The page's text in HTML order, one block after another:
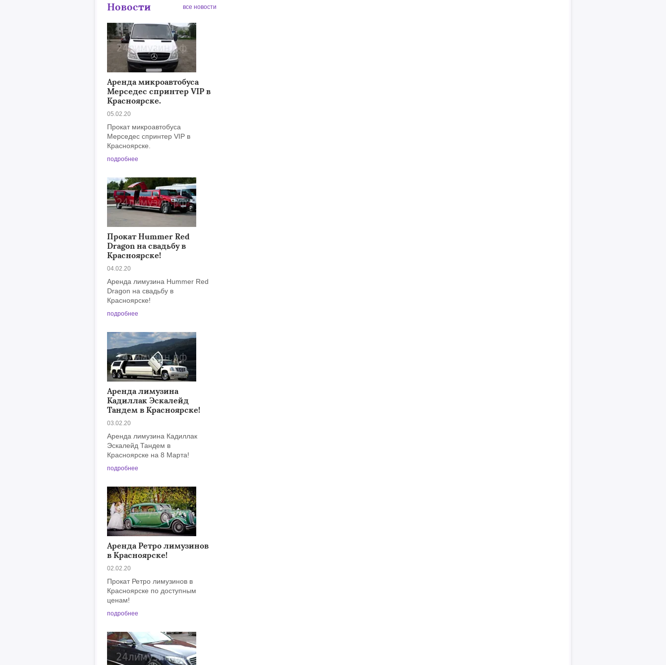
Новости все новости
Аренда микроавтобуса
Мерседес спринтер VIP в
Красноярске.
05.02.20
Прокат микроавтобуса
Мерседес спринтер VIP в
Красноярске.
подробнее
Прокат Hummer Red
Dragon на свадьбу в
Красноярске!
04.02.20
Аренда лимузина Hummer Red
Dragon на свадьбу в
Красноярске!
подробнее
Аренда лимузина
Кадиллак Эскалейд
Тандем в Красноярске!
03.02.20
Аренда лимузина Кадиллак
Эскалейд Тандем в
Красноярске на 8 Марта!
подробнее
Аренда Ретро лимузинов
в Красноярске!
02.02.20
Прокат Ретро лимузинов в
Красноярске по доступным
ценам!
подробнее